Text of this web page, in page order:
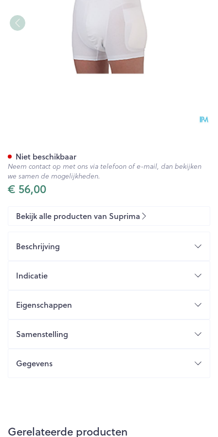
€ 56,00
Niet beschikbaar
Neem contact op met ons via telefoon of e-mail, dan bekijken
we samen de mogelijkheden.
Bekijk alle producten van Suprima
Beschrijving
Indicatie
Eigenschappen
Samenstelling
Gegevens
Gerelateerde producten